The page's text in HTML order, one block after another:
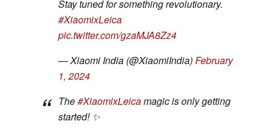
Stay tuned for something revolutionary.
#XiaomixLeica
pic.twitter.com/gzaMJA8Zz4
— Xiaomi India (@XiaomiIndia)February
1, 2024
The#XiaomixLeicamagic is only getting
started! ✨